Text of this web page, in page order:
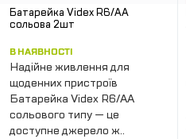
Батарейка Videx R6/AA
сольова 2шт
В НАЯВНОСТІ
Надійне живлення для
щоденних пристроїв
Батарейка Videx R6/AA
сольового типу — це
доступне джерело ж..